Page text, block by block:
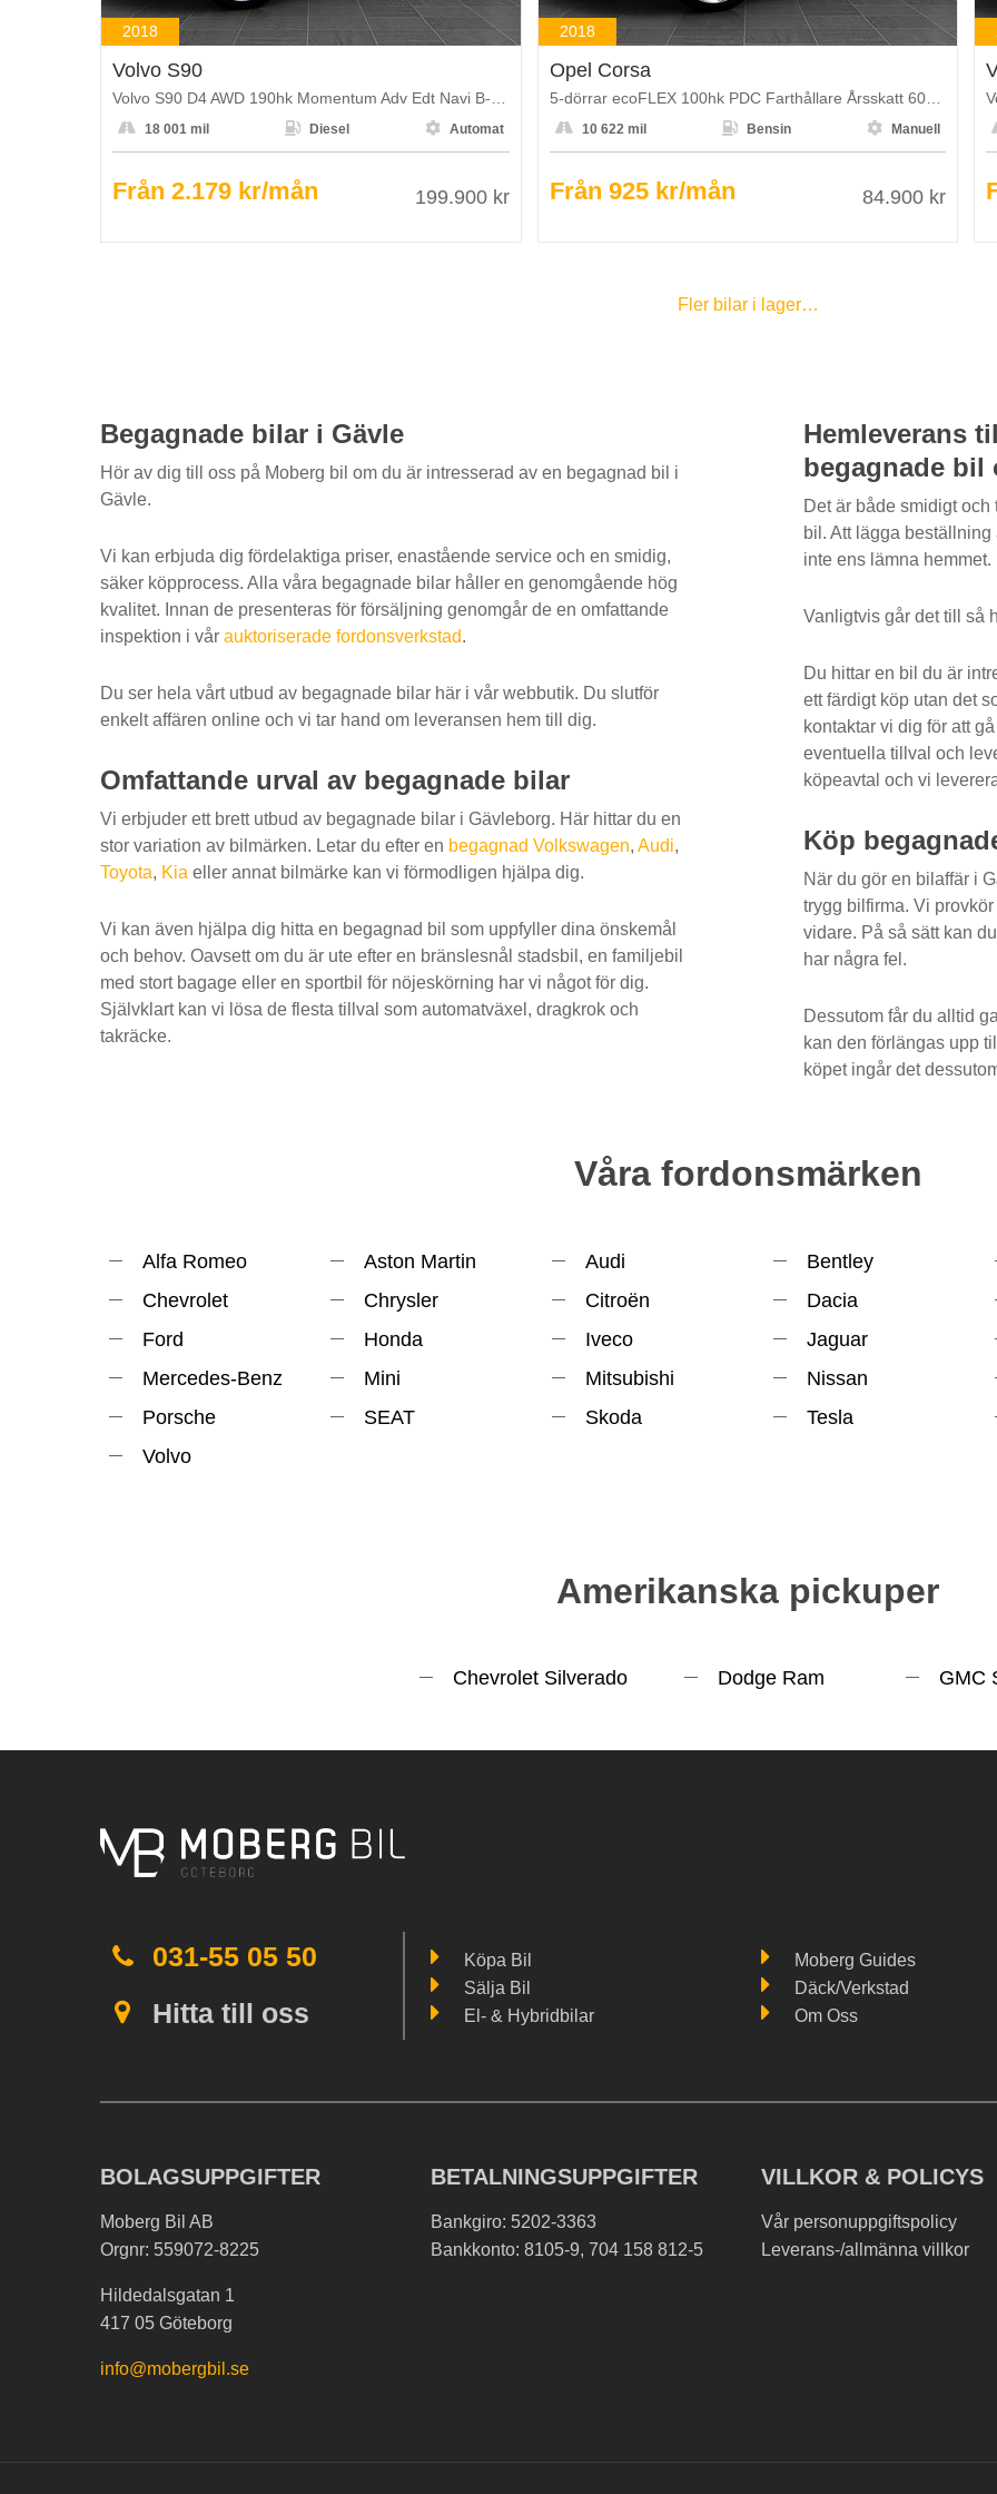
2018
Volvo S90
 18 001 mil  Diesel  Automat
Från 2.179 kr/mån 199.900 kr
2018
Opel Corsa
5-dörrar ecoFLEX 100hk PDC Farthållare Årsskatt 602kr
 10 622 mil  Bensin  Manuell
Från 925 kr/mån 84.900 kr
Fler bilar i lager…
Begagnade bilar i Gävle
Hör av dig till oss på Moberg bil om du är intresserad av en begagnad bil i
Gävle.
Vi kan erbjuda dig fördelaktiga priser, enastående service och en smidig,
säker köpprocess. Alla våra begagnade bilar håller en genomgående hög
kvalitet. Innan de presenteras för försäljning genomgår de en omfattande
inspektion i vår auktoriserade fordonsverkstad.
Du ser hela vårt utbud av begagnade bilar här i vår webbutik. Du slutför
enkelt affären online och vi tar hand om leveransen hem till dig.
Omfattande urval av begagnade bilar
Vi erbjuder ett brett utbud av begagnade bilar i Gävleborg. Här hittar du en
stor variation av bilmärken. Letar du efter en begagnad Volkswagen, Audi,
Toyota, Kia eller annat bilmärke kan vi förmodligen hjälpa dig.
Vi kan även hjälpa dig hitta en begagnad bil som uppfyller dina önskemål
och behov. Oavsett om du är ute efter en bränslesnål stadsbil, en familjebil
med stort bagage eller en sportbil för nöjeskörning har vi något för dig.
Självklart kan vi lösa de flesta tillval som automatväxel, dragkrok och
takräcke.
Hemleverans
begagnade bil
Det är både smidigt
bil. Att lägga
inte ens lämna hemmet.
Vanligtvis går det till så
Du hittar en bil du är
ett färdigt köp utan det
kontaktar vi dig för att
eventuella tillval och
köpeavtal och vi
Köp
När du gör en bilaffär i
trygg bilfirma. Vi
vidare. På så sätt kan
har några fel.
Dessutom får du alltid
kan den förlängas upp
köpet ingår det
Våra fordonsmärken
Alfa Romeo
Chevrolet
Ford
Mercedes-Benz
Porsche
Volvo
Aston Martin
Chrysler
Honda
Mini
SEAT
Audi
Citroën
Iveco
Mitsubishi
Skoda
Bentley
Dacia
Jaguar
Nissan
Tesla
Amerikanska pickuper
Chevrolet Silverado Dodge Ram GMC
031-55 05 50
Hitta till oss
Köpa Bil
Sälja Bil
El- & Hybridbilar
Moberg Guides
Däck/Verkstad
Om Oss
BOLAGSUPPGIFTER
Moberg Bil AB
Orgnr: 559072-8225
Hildedalsgatan 1
417 05 Göteborg
info@mobergbil.se
BETALNINGSUPPGIFTER
Bankgiro: 5202-3363
Bankkonto: 8105-9, 704 158 812-5
VILLKOR & POLICYS
Vår personuppgiftspolicy
Leverans-/allmänna villkor